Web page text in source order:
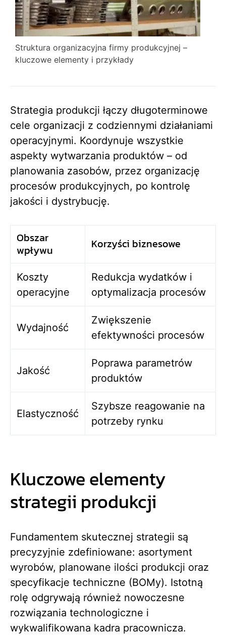
Struktura organizacyjna firmy produkcyjnej –
kluczowe elementy i przykłady
Strategia produkcji łączy długoterminowe
cele organizacji z codziennymi działaniami
operacyjnymi. Koordynuje wszystkie
aspekty wytwarzania produktów – od
planowania zasobów, przez organizację
procesów produkcyjnych, po kontrolę
jakości i dystrybucję.
Obszar
wpływu
Korzyści biznesowe
Koszty
operacyjne
Redukcja wydatków i
optymalizacja procesów
Wydajność
Zwiększenie
efektywności procesów
Jakość
Poprawa parametrów
produktów
Elastyczność
Szybsze reagowanie na
potrzeby rynku
Kluczowe elementy
strategii produkcji
Fundamentem skutecznej strategii są
precyzyjnie zdefiniowane: asortyment
wyrobów, planowane ilości produkcji oraz
specyfikacje techniczne (BOMy). Istotną
rolę odgrywają również nowoczesne
rozwiązania technologiczne i
wykwalifikowana kadra pracownicza.